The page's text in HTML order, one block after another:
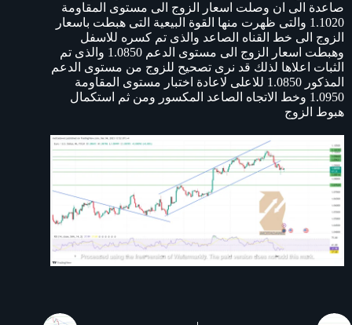
صاعدة الى ان وصلت اسعار الزوج الى مستوى المقاومة
1.1020 والتى ظهرت منها القوة البيعية التى هبطت باسعار
الزوج الى خط القناه الصاعد والذى تم كسره للاسفل
وهبطت اسعار الزوج الى مستوى الدعم 1.0850 والذى تم
الثبات اعلاها لذلك قد نرى تصحيح للزوج من مستوى الدعم
المذكور 1.0850 للاعلى لاعادة اختبار مستوى المقاومة
1.0950 وخط الاتجاه الصاعد المكسور ومن ثم استكمال
هبوط الزوج